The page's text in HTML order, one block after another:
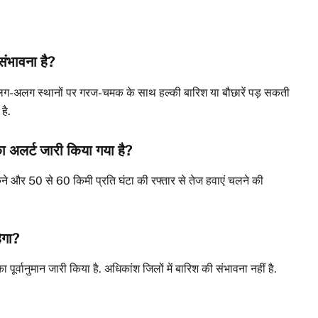
है?
अलग स्थानों पर गरज-चमक के साथ हल्की बारिश या बौछारें पड़ सकती
जारी किया गया है?
और 50 से 60 किमी प्रति घंटा की रफ्तार से तेज हवाएं चलने की
जारी किया है. अधिकांश जिलों में बारिश की संभावना नहीं है.